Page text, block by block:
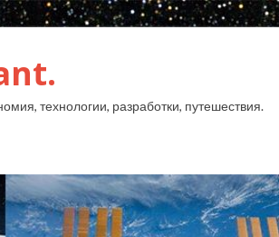
технологии, разработки, путешествия.